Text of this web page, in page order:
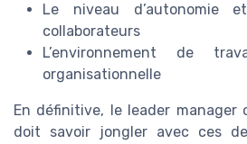
Le niveau d’autonomie
collaborateurs
L’environnement de
organisationnelle
En définitive, le leader manager
doit savoir jongler avec ces